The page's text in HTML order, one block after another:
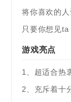
将你喜欢的
只要你想见
游戏亮点
1、超适合热
2、充斥着十